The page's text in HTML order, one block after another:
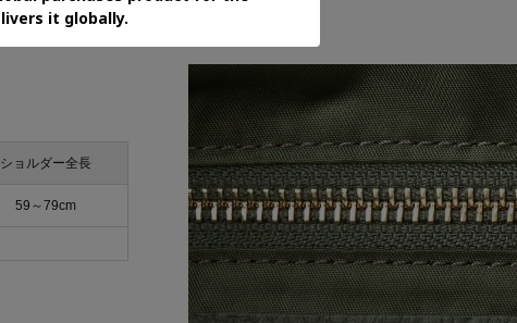
ショルダー全長
59～79cm